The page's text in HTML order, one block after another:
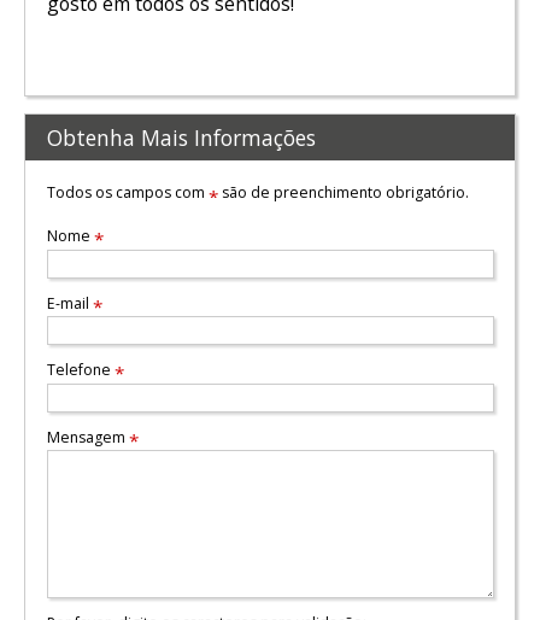
Obtenha Mais Informações
Todos os campos com *são de preenchimento obrigatório.
Nome *
E-mail *
Telefone *
Mensagem *